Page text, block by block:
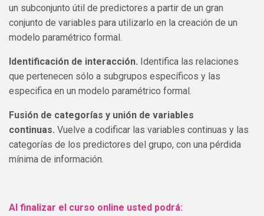
un subconjunto útil de predictores a partir de un gran
conjunto de variables para utilizarlo en la creación de un
modelo paramétrico formal.
Identificación de interacción. Identifica las relaciones
que pertenecen sólo a subgrupos específicos y las
especifica en un modelo paramétrico formal.
Fusión de categorías y unión de variables
continuas. Vuelve a codificar las variables continuas y las
categorías de los predictores del grupo, con una pérdida
mínima de información.
Al finalizar el curso online usted podrá: